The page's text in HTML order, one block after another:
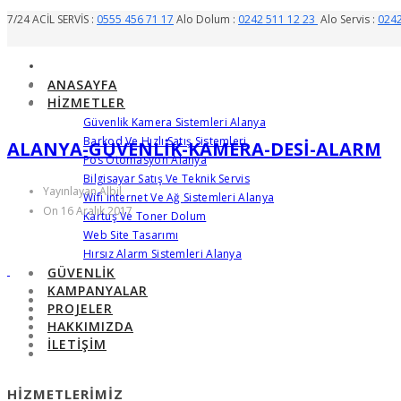
7/24 ACİL SERVİS : 0555 456 71 17 Alo Dolum : 0242 511 12 23 Alo Servis :
ANASAYFA
HIZMETLER
Güvenlik Kamera Sistemleri Alanya
Barkod Ve Hızlı Satış Sistemleri
Pos Otomasyon Alanya
Bilgisayar Satış Ve Teknik Servis
Wifi Internet Ve Ağ Sistemleri Alanya
Kartuş Ve Toner Dolum
Web Site Tasarımı
Hırsız Alarm Sistemleri Alanya
GÜVENLIK
KAMPANYALAR
PROJELER
HAKKIMIZDA
İLETIŞIM
ALANYA-GUVENLIK-KAMERA-DESI-ALARM
Yayınlayan Albil
On 16 Aralık 2017
HIZMETLERIMIZ